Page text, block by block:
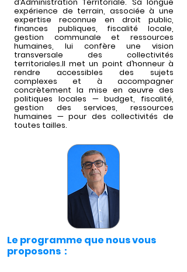
expérience de terrain, associée à une
expertise reconnue en droit public,
finances publiques, fiscalité locale,
gestion communale et ressources
humaines, lui confère une vision
transversale des collectivités
territoriales.Il met un point d’honneur à
rendre accessibles des sujets
complexes et à accompagner
concrètement la mise en œuvre des
politiques locales — budget, fiscalité,
gestion des services, ressources
humaines — pour des collectivités de
toutes tailles.
Le programme que nous vous
proposons :